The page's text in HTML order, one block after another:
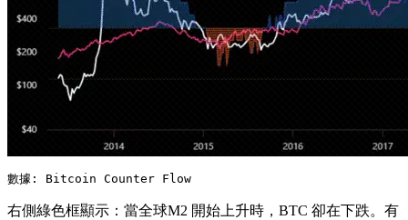
數據: Bitcoin Counter Flow
右側綠色框顯示：當全球M2 開始上升時，BTC 卻在下跌。有